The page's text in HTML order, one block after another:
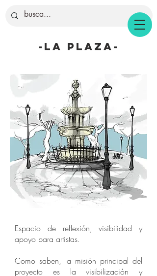
-la plaza-
Espacio de reflexión, visibilidad y
apoyo para artistas.
Como saben, la misión principal del
proyecto es la visibilización y